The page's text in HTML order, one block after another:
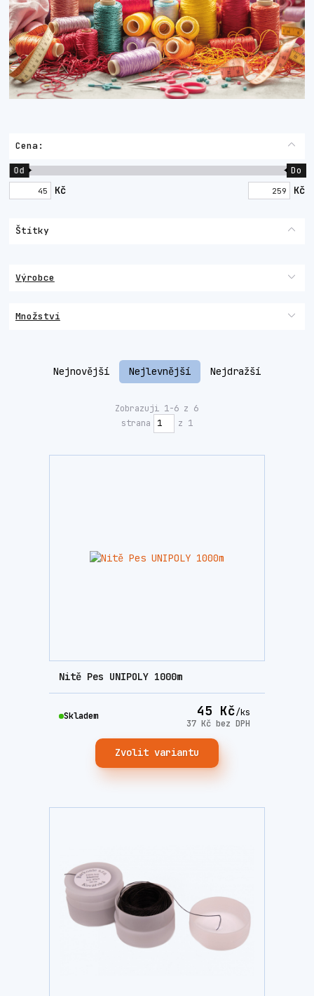
Cena:
Kč
Od Do
Kč
Štítky
Výrobce
Množství
Nejnovější Nejlevnější Nejdražší
Zobrazuji 1-6 z 6
strana
z 1
Nitě Pes UNIPOLY 1000m
45 Kč/ks
37 Kč bez DPH
Skladem
Zvolit variantu